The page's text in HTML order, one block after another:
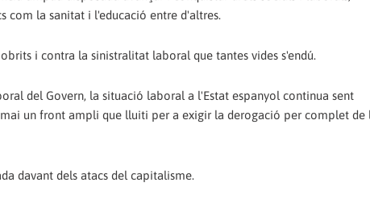
com la sanitat i l'educació entre d'altres.
i contra la sinistralitat laboral que tantes vides s'endú.
del Govern, la situació laboral a l'Estat espanyol continua sent
un front ampli que lluiti per a exigir la derogació per complet de
davant dels atacs del capitalisme.